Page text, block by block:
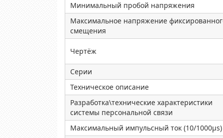
Минимальный пробой напряжения
Максимальное напряжение
смещения
Чертёж
Серии
Техническое описание
Разработка\технические характеристики
системы персональной связи
Максимальный импульсный ток (10/1000µs)